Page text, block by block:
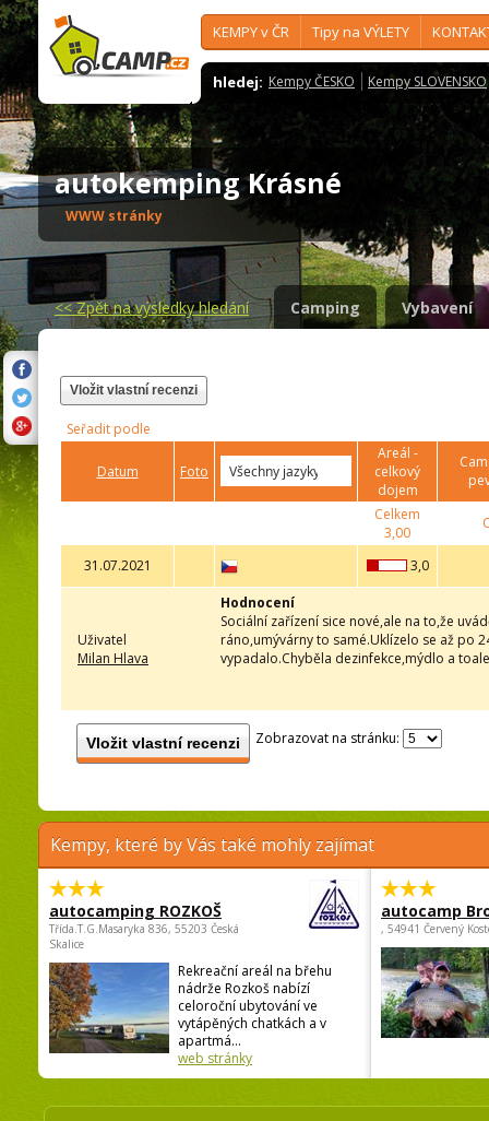
KEMPY v ČR Tipy na VÝLETY
hledej: Kempy ČESKO Kempy SLOVENSKO
autokemping Krásné
WWW stránky
<<Zpět na výsledky hledání Camping Vybavení
Vložit vlastní recenzi
Seřadit podle
Datum Foto
Areál -
celkový
dojem
Celkem
3,00
31.07.2021 3,0
Uživatel
Milan Hlava
Hodnocení
Sociální zařízení sice nové,ale na to,že
ráno,umývárny to samé.Uklízelo se až po
vypadalo.Chyběla dezinfekce,mýdlo a
Vložit vlastní recenzi Zobrazovat na stránku:
Kempy, které by Vás také mohly zajímat
autocamping ROZKOŠ
Třída.T.G.Masaryka 836, 55203 Česká
Skalice
Rekreační areál na břehu
nádrže Rozkoš nabízí
celoroční ubytování ve
vytápěných chatkách a v
apartmá...
web stránky
autocamp
, 54941 Červený